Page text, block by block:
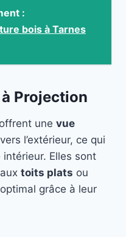
:
bois à Tarnes
Projection
offrent une vue
l’extérieur, ce qui
intérieur. Elles sont
toits plats ou
grâce à leur